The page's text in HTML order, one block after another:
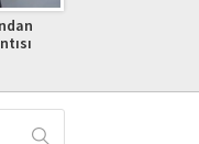
BARAJ